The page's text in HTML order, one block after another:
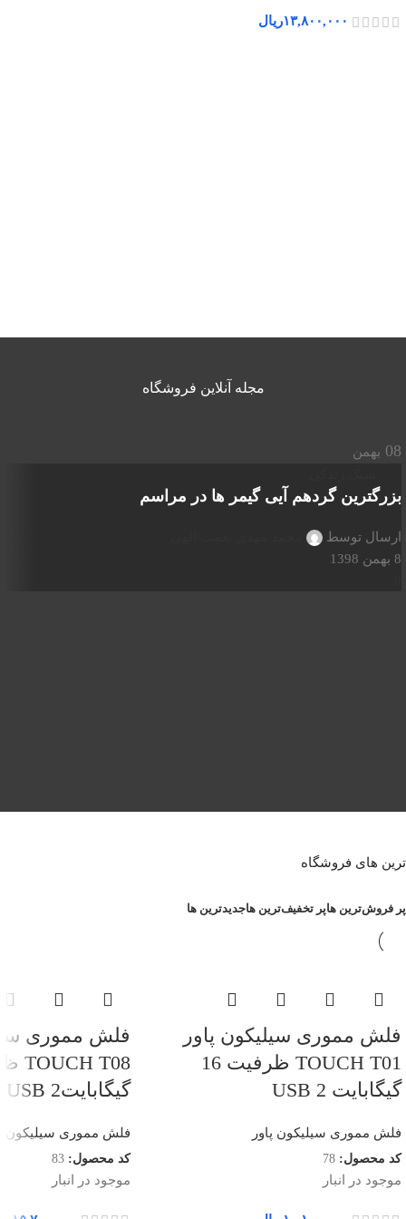
۱۳,۸۰۰,۰۰۰ریال
مجله آنلاین فروشگاه
08 بهمن
بزرگترین گردهم آیی گیمر ها در مراسم
ارسال توسط
8 بهمن 1398
ترین های فروشگاه
پر فروش‌ترین هاپر تخفیف‌ترین هاجدیدترین ها
فلش مموری سیلیکون پاور
TOUCH T01 ظرفیت 16
گیگابایت USB 2
فلش مموری سیلیکون پاور
کد محصول: 78
موجود در انبار
فلش مموری
گیگابایتUSB 2
فلش مموری سیلیکون
کد محصول: 83
موجود در انبار